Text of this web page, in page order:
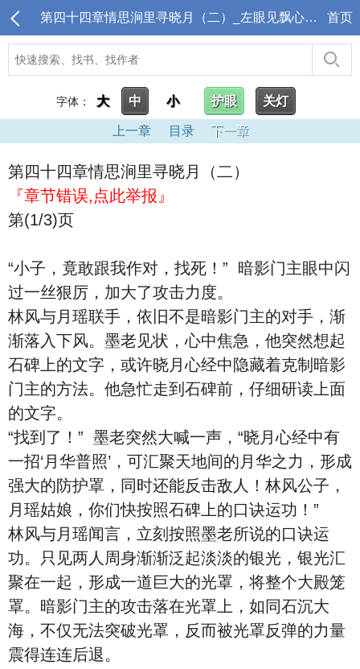
第四十四章情思涧里寻晓月（二）_左眼见飘心中喜肆 首页
字体： 大 中 小 护眼 关灯
上一章 目录 下一章
第四十四章情思涧里寻晓月（二）
『章节错误,点此举报』
第(1/3)页
“小子，竟敢跟我作对，找死！” 暗影门主眼中闪
过一丝狠厉，加大了攻击力度。
林风与月瑶联手，依旧不是暗影门主的对手，渐
渐落入下风。墨老见状，心中焦急，他突然想起
石碑上的文字，或许晓月心经中隐藏着克制暗影
门主的方法。他急忙走到石碑前，仔细研读上面
的文字。
“找到了！” 墨老突然大喊一声，“晓月心经中有
一招‘月华普照’，可汇聚天地间的月华之力，形成
强大的防护罩，同时还能反击敌人！林风公子，
月瑶姑娘，你们快按照石碑上的口诀运功！”
林风与月瑶闻言，立刻按照墨老所说的口诀运
功。只见两人周身渐渐泛起淡淡的银光，银光汇
聚在一起，形成一道巨大的光罩，将整个大殿笼
罩。暗影门主的攻击落在光罩上，如同石沉大
海，不仅无法突破光罩，反而被光罩反弹的力量
震得连连后退。